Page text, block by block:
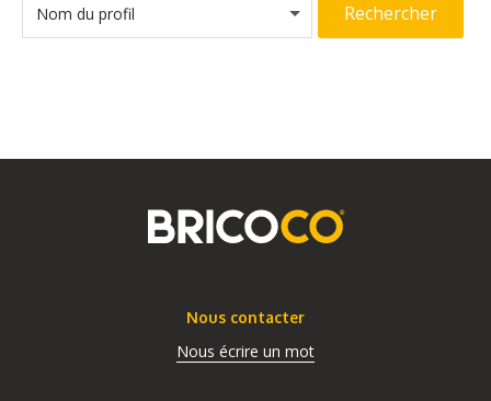
Nom du profil Rechercher
Nous contacter
Nous écrire un mot